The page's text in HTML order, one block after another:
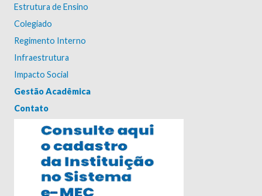
Estrutura de Ensino
Colegiado
Regimento Interno
Infraestrutura
Impacto Social
Gestão Acadêmica
Contato